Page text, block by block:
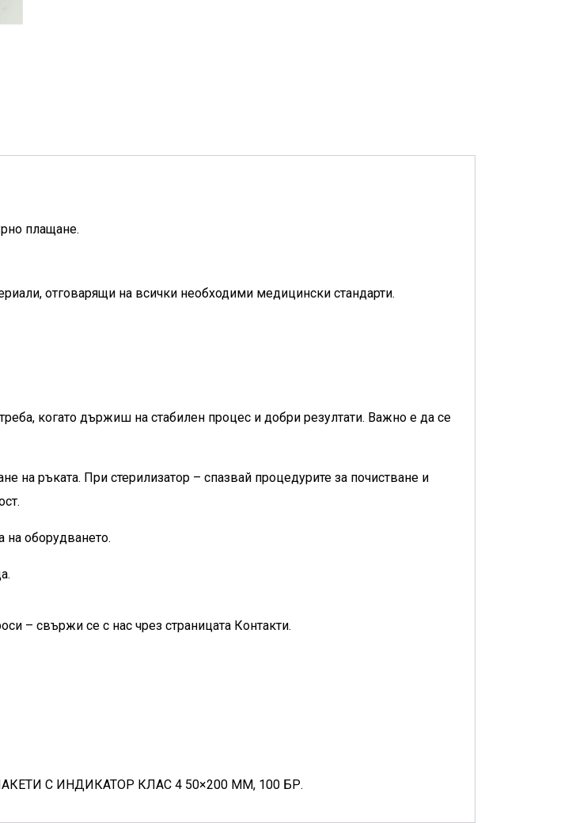
плащане.
отговарящи на всички необходими медицински стандарти.
когато държиш на стабилен процес и добри резултати. Важно е да се
на ръката. При стерилизатор – спазвай процедурите за почистване и
на оборудването.
– свържи се с нас чрез страницата Контакти.
С ИНДИКАТОР КЛАС 4 50×200 ММ, 100 БР.